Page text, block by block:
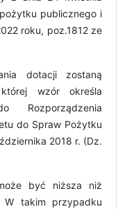
publicznego i
roku, poz.1812 ze
dotacji zostaną
wzór określa
do Spraw Pożytku
2018 r. (Dz.
być niższa niż
W takim przypadku